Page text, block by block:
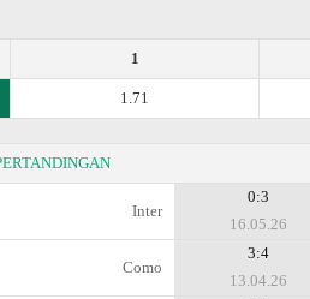
1
1.71
Inter
0:3
16.05.26
Como
3:4
13.04.26